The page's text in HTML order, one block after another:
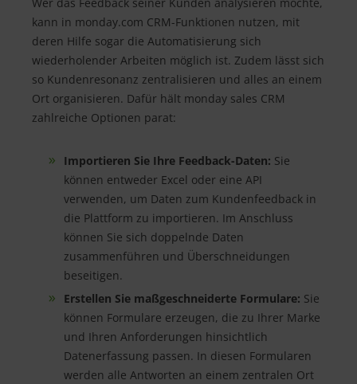
Wer das Feedback seiner Kunden analysieren möchte,
kann in monday.com CRM-Funktionen nutzen, mit
deren Hilfe sogar die Automatisierung sich
wiederholender Arbeiten möglich ist. Zudem lässt sich
so Kundenresonanz zentralisieren und alles an einem
Ort organisieren. Dafür hält monday sales CRM
zahlreiche Optionen parat:
Importieren Sie Ihre Feedback-Daten: Sie
können entweder Excel oder eine API
verwenden, um Daten zum Kundenfeedback in
die Plattform zu importieren. Im Anschluss
können Sie sich doppelnde Daten
zusammenführen und Überschneidungen
beseitigen.
Erstellen Sie maßgeschneiderte Formulare: Sie
können Formulare erzeugen, die zu Ihrer Marke
und Ihren Anforderungen hinsichtlich
Datenerfassung passen. In diesen Formularen
werden alle Antworten an einem zentralen Ort